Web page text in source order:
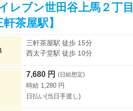
レブン世田谷上馬２丁
茶屋駅】
三軒茶屋駅 徒歩 15分
西太子堂駅 徒歩 10分
7,680 円 (日給想定)
時給 1,280 円
日払い(当日手渡し)